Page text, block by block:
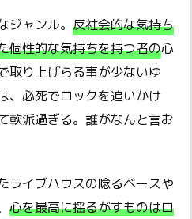
ャンル。 反社会的な気持ち
個性的な気持ちを持つ者の心
取り上げらる事が少ないゆ
、必死でロックを追いかけ
軟派過ぎる。誰がなんと言お
ライブハウスの唸るベースや
心を最高に揺るがすものはロ